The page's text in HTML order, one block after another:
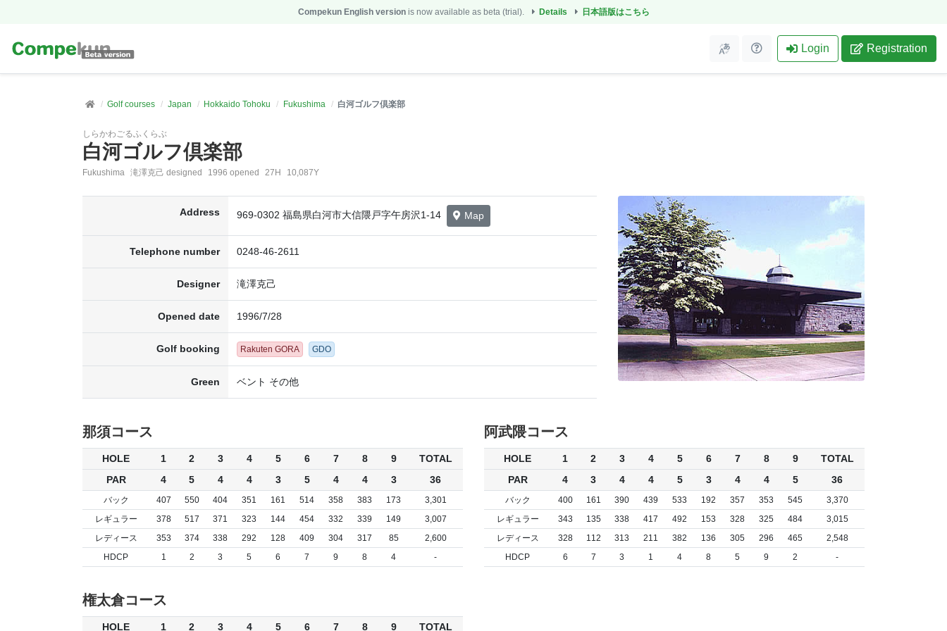
Compekun English versionis now available as beta (trial). Details 日本語版はこちら
Login Registration
Golf courses Japan Hokkaido Tohoku Fukushima 白河ゴルフ倶楽部
しらかわごるふくらぶ
白河ゴルフ倶楽部
Fukushima 滝澤克己 designed 1996 opened 27H 10,087Y
Address 969-0302 福島県白河市大信隈戸字午房沢1-14 Map
Telephone number 0248-46-2611
Designer 滝澤克己
Opened date 1996/7/28
Golf booking Rakuten GORA GDO
Green ベント その他
那須コース
HOLE 1 2 3 4 5 6 7 8 9
TOTAL
PAR
4 5 4 4 3 5 4 4 3 36
バック 407 550 404 351 161 514 358 383 173
3,301
レギュラー
378 517 371 323 144 454 332 339 149
3,007
レディース
353 374 338 292 128 409 304 317 85
2,600
HDCP
1 2 3 5 6 7 9 8 4 -
阿武隈コース
HOLE 1 2 3 4 5 6 7 8 9
TOTAL
PAR
4 3 4 4 5 3 4 4 5 36
バック 400 161 390 439 533 192 357 353 545
3,370
レギュラー
343 135 338 417 492 153 328 325 484
3,015
レディース
328 112 313 211 382 136 305 296 465
2,548
HDCP
6 7 3 1 4 8 5 9 2 -
権太倉コース
HOLE 1 2 3 4 5 6 7 8 9 TOTAL